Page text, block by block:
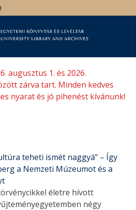
augusztus 1. és 2026.
zárva tart. Minden kedves
nyarat és jó pihenést kívánunk!
teheti ismét naggyá” – Így
a Nemzeti Múzeumot és a
törvénycikkel életre hívott
négy